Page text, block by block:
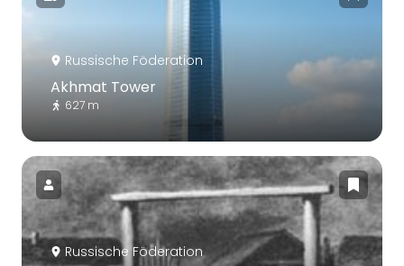
Russische Föderation
Akhmat Tower
627 m
Russische Föderation